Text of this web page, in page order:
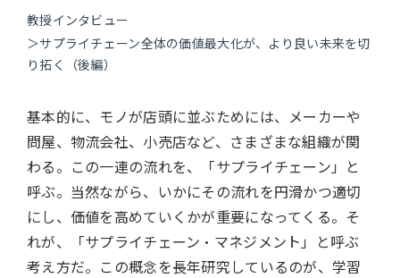
教授インタビュー
＞サプライチェーン全体の価値最大化が、より良い未来を切
り拓く（後編）
基本的に、モノが店頭に並ぶためには、メーカーや
問屋、物流会社、小売店など、さまざまな組織が関
わる。この一連の流れを、「サプライチェーン」と
呼ぶ。当然ながら、いかにその流れを円滑かつ適切
にし、価値を高めていくかが重要になってくる。そ
れが、「サプライチェーン・マネジメント」と呼ぶ
考え方だ。この概念を長年研究しているのが、学習